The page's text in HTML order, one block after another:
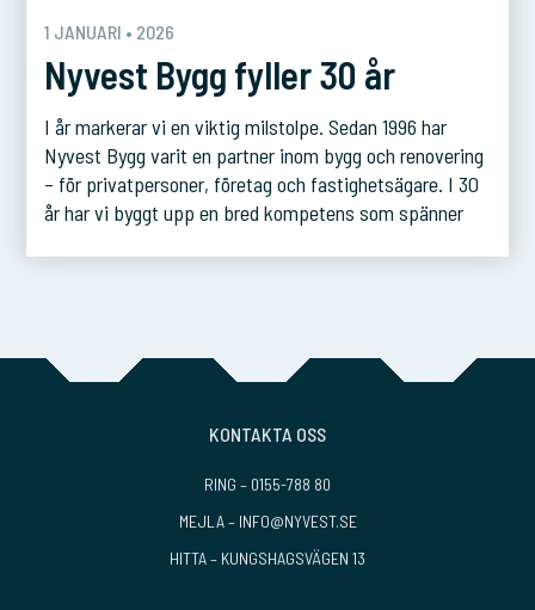
1 JANUARI • 2026
Nyvest Bygg fyller 30 år
I år markerar vi en viktig milstolpe. Sedan 1996 har
Nyvest Bygg varit en partner inom bygg och renovering
– för privatpersoner, företag och fastighetsägare. I 30
år har vi byggt upp en bred kompetens som spänner
KONTAKTA OSS
RING – 0155-788 80
MEJLA – INFO@NYVEST.SE
HITTA – KUNGSHAGSVÄGEN 13